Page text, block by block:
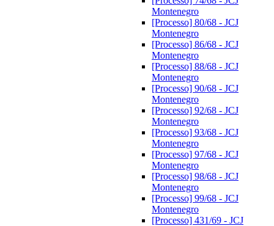
Montenegro
[Processo] 80/68 - JCJ
Montenegro
[Processo] 86/68 - JCJ
Montenegro
[Processo] 88/68 - JCJ
Montenegro
[Processo] 90/68 - JCJ
Montenegro
[Processo] 92/68 - JCJ
Montenegro
[Processo] 93/68 - JCJ
Montenegro
[Processo] 97/68 - JCJ
Montenegro
[Processo] 98/68 - JCJ
Montenegro
[Processo] 99/68 - JCJ
Montenegro
[Processo] 431/69 - JCJ